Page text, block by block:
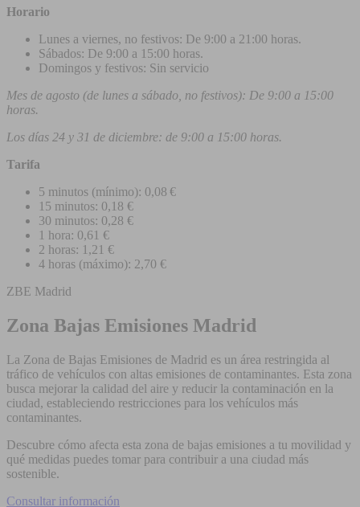
Horario
Lunes a viernes, no festivos: De 9:00 a 21:00 horas.
Sábados: De 9:00 a 15:00 horas.
Domingos y festivos: Sin servicio
Mes de agosto (de lunes a sábado, no festivos): De 9:00 a 15:00
horas.
Los días 24 y 31 de diciembre: de 9:00 a 15:00 horas.
Tarifa
5 minutos (mínimo): 0,08 €
15 minutos: 0,18 €
30 minutos: 0,28 €
1 hora: 0,61 €
2 horas: 1,21 €
4 horas (máximo): 2,70 €
ZBE Madrid
Zona Bajas Emisiones Madrid
La Zona de Bajas Emisiones de Madrid es un área restringida al
tráfico de vehículos con altas emisiones de contaminantes. Esta zona
busca mejorar la calidad del aire y reducir la contaminación en la
ciudad, estableciendo restricciones para los vehículos más
contaminantes.
Descubre cómo afecta esta zona de bajas emisiones a tu movilidad y
qué medidas puedes tomar para contribuir a una ciudad más
sostenible.
Consultar información